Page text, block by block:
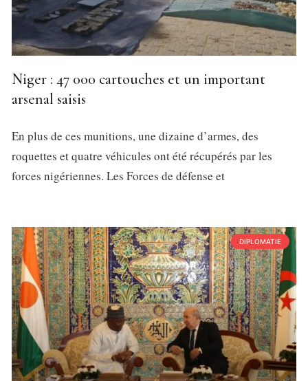
Niger : 47 000 cartouches et un important
arsenal saisis
En plus de ces munitions, une dizaine d’armes, des
roquettes et quatre véhicules ont été récupérés par les
forces nigériennes. Les Forces de défense et
DIPLOMATIE